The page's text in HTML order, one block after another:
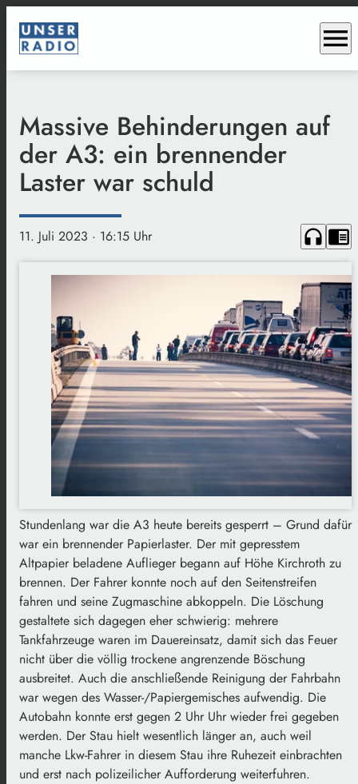
menu
Massive Behinderungen auf
der A3: ein brennender
Laster war schuld
11. Juli 2023 · 16:15 Uhr headphones chrome_reader_mode
Stundenlang war die A3 heute bereits gesperrt – Grund dafür
war ein brennender Papierlaster. Der mit gepresstem
Altpapier beladene Auflieger begann auf Höhe Kirchroth zu
brennen. Der Fahrer konnte noch auf den Seitenstreifen
fahren und seine Zugmaschine abkoppeln. Die Löschung
gestaltete sich dagegen eher schwierig: mehrere
Tankfahrzeuge waren im Dauereinsatz, damit sich das Feuer
nicht über die völlig trockene angrenzende Böschung
ausbreitet. Auch die anschließende Reinigung der Fahrbahn
war wegen des Wasser-/Papiergemisches aufwendig. Die
Autobahn konnte erst gegen 2 Uhr Uhr wieder frei gegeben
werden. Der Stau hielt wesentlich länger an, auch weil
manche Lkw-Fahrer in diesem Stau ihre Ruhezeit einbrachten
und erst nach polizeilicher Aufforderung weiterfuhren.